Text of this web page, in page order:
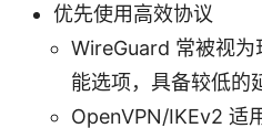
优先使用高效协议
WireGuard 常被视为
能选项，具备较低的
OpenVPN/IKEv2 适